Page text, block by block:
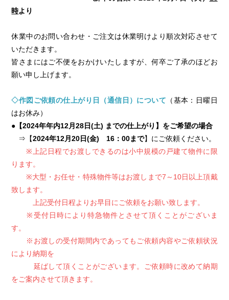
時より
休業中のお問い合わせ・ご注文は休業明けより順次対応させて
いただきます。
皆さまにはご不便をおかけいたしますが、何卒ご了承のほどお
願い申し上げます。
◇作図ご依頼の仕上がり日（通信日）について （基本：日曜日
はお休み）
●【2024年年内12月28日(土) までの仕上がり】をご希望の場合
⇒【2024年12月20日(金) 16：00まで】にご依頼ください。
※上記日程でお渡しできるのは小中規模の戸建て物件に限
ります。
※大型・お任せ・特殊物件等はお渡しまで7～10日以上頂戴
致します。
上記受付日程よりお早目にご依頼をお願い致します。
※受付日時により特急物件とさせて頂くことがございま
す。
※お渡しの受付期間内であってもご依頼内容やご依頼状況
により納期を
延ばして頂くことがございます。ご依頼時に改めて納期
をご案内させて頂きます。